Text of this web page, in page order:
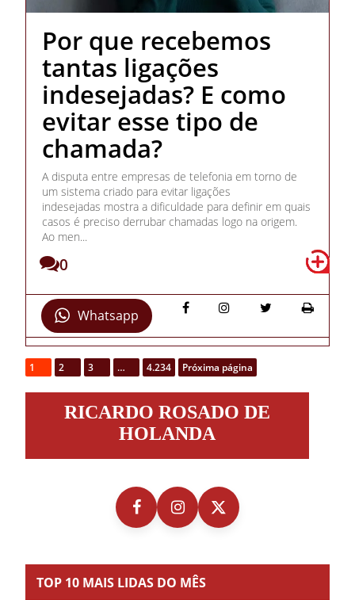
Por que recebemos
tantas ligações
indesejadas? E como
evitar esse tipo de
chamada?
A disputa entre empresas de telefonia em torno de
um sistema criado para evitar ligações
indesejadas mostra a dificuldade para definir em quais
casos é preciso derrubar chamadas logo na origem.
Ao men...
0
Whatsapp
1 2 3 … 4.234 Próxima página
RosadoRICARDO ROSADO DE
HOLANDA
TOP 10 MAIS LIDAS DO MÊS